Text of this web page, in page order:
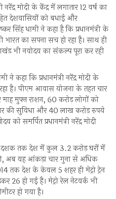
नरेंद्र मोदी के केंद्र में लगातार 12 वर्ष का
देशवासियों को बधाई और
सिंह धामी ने कहा है कि प्रधानमंत्री के
का सपना सच हो रहा है। साथ ही
भी नवोदय का संकल्प पूरा कर रही
कहा कि प्रधानमंत्री नरेंद्र मोदी के
है। पीएम आवास योजना के तहत चार
मुफ्त राशन, 60 करोड़ लोगों को
की सुविधा और 40 लाख करोड़ रुपये
को समर्पित प्रधानमंत्री नरेंद्र मोदी
दशक तक देश में कुल 3.2 करोड़ घरों में
अब यह आंकड़ा चार गुना से अधिक
तक देश के केवल 5 शहर ही मेट्रो ट्रेन
26 हो गई है। मेट्रो रेल नेटवर्क भी
हो गया है।